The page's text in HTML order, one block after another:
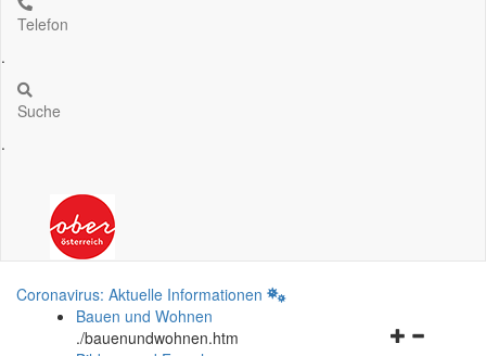
Telefon
.
Suche
.
Coronavirus: Aktuelle Informationen
Bauen und Wohnen
./bauenundwohnen.htm